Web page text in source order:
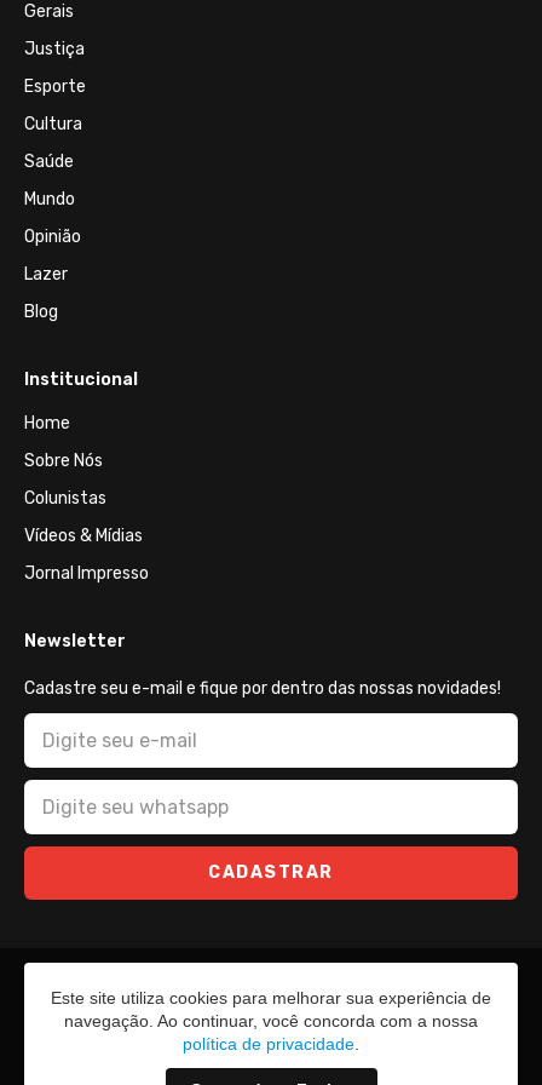
Gerais
Justiça
Esporte
Cultura
Saúde
Mundo
Opinião
Lazer
Blog
Institucional
Home
Sobre Nós
Colunistas
Vídeos & Mídias
Jornal Impresso
Newsletter
Cadastre seu e-mail e fique por dentro das nossas novidades!
CADASTRAR
Este site utiliza cookies para melhorar sua experiência de
navegação. Ao continuar, você concorda com a nossa
política de privacidade